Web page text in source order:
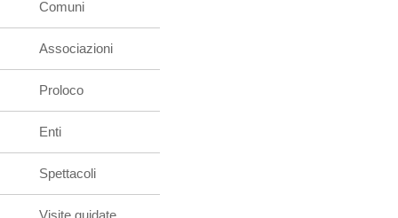
Comuni
Associazioni
Proloco
Enti
Spettacoli
Visite guidate